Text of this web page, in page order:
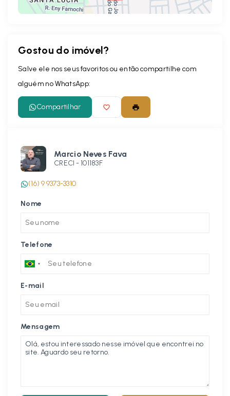
Gostou do imóvel?
Salve ele nos seus favoritos ou então compartilhe com
alguém no WhatsApp:
Compartilhar
Marcio Neves Fava
CRECI - 101183F
(16) 9 9373-3310
Nome
Telefone
E-mail
Mensagem